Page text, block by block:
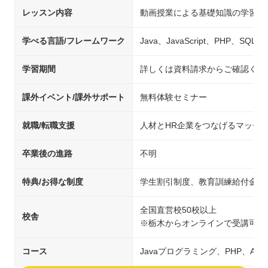
レッスン内容 動画授業による基礎知識の学習、
学べる言語/フレームワーク Java、JavaScript、PHP、SQL
学習期間 詳しくは資料請求からご確認くだ
課外イベント/課外サポート 無料体験セミナー
就職/転職支援 人材とHR企業をつなげるマッチ
卒業後の進路 不明
特典/お得な制度 学生割引制度、教育訓練給付金制
校舎
全国直営校50校以上
※栃木からオンラインで受講可能
コース Javaプログラミング、PHP、